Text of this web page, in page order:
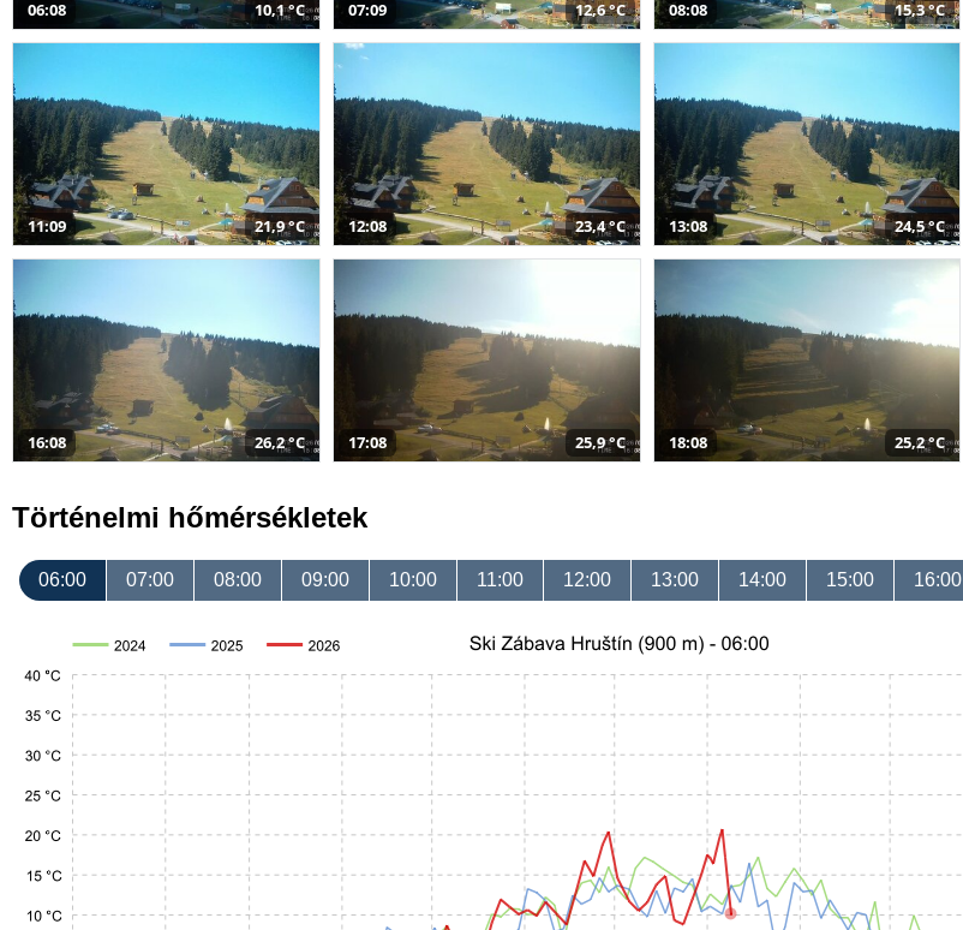
06:08 10,1 °C 07:09 12,6 °C 08:08 15,3 °C
11:09 21,9 °C 12:08 23,4 °C 13:08 24,5 °C
16:08 26,2 °C 17:08 25,9 °C 18:08 25,2 °C
Történelmi hőmérsékletek
06:00 07:00 08:00 09:00 10:00 11:00 12:00 13:00 14:00 15:00 16:00